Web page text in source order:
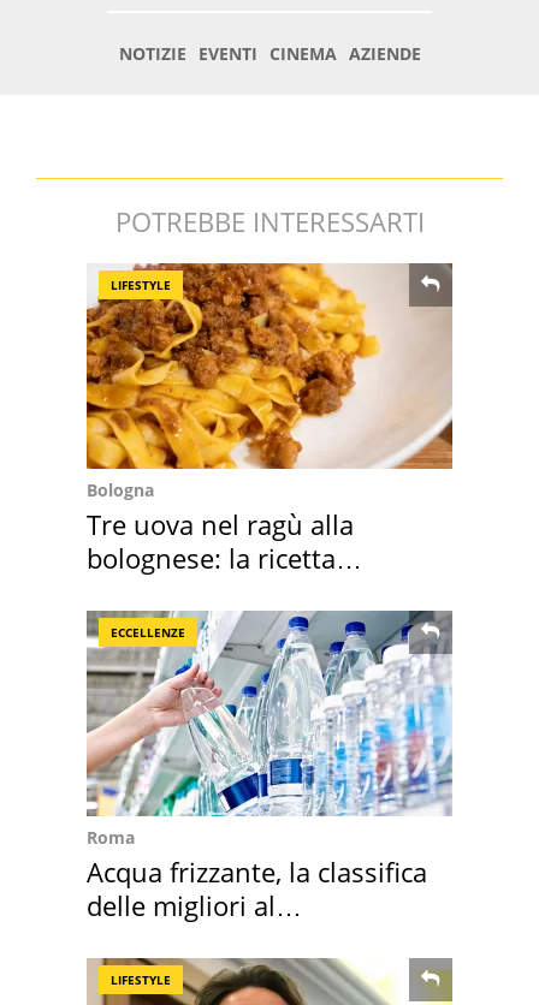
POTREBBE INTERESSARTI
LIFESTYLE
Bologna
Tre uova nel ragù alla
bolognese: la ricetta
ECCELLENZE
Roma
Acqua frizzante, la classifica
delle migliori al
LIFESTYLE